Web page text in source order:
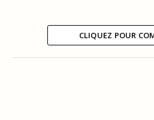
CLIQUEZ POUR